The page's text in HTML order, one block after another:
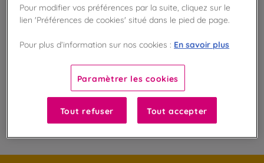
Gagnez 10 points de fidélité !
avec notre programme Privilège
100
Pour modifier vos préférences par la suite, cliquez sur le
lien 'Préférences de cookies' situé dans le pied de page.
Pour plus d’information sur nos cookies : En savoir plus
Paramètrer les cookies
Tout refuser Tout accepter